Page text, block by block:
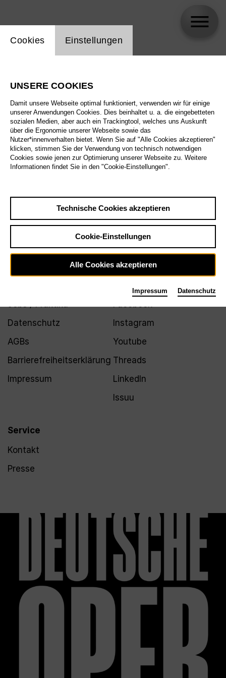
Biographie
Spielplan
Jobs / Praktika
Datenschutz
AGBs
Barrierefreiheitserklärung
Impressum
Service
Kontakt
Presse
Facebook
Instagram
Youtube
Threads
LinkedIn
Issuu
Einstellung Website Cookie
Cookies Einstellungen
UNSERE COOKIES
Damit unsere Webseite optimal funktioniert, verwenden wir für einige
unserer Anwendungen Cookies. Dies beinhaltet u. a. die eingebetteten
sozialen Medien, aber auch ein Trackingtool, welches uns Auskunft
über die Ergonomie unserer Webseite sowie das
Nutzer*innenverhalten bietet. Wenn Sie auf "Alle Cookies akzeptieren"
klicken, stimmen Sie der Verwendung von technisch notwendigen
Cookies sowie jenen zur Optimierung unserer Webseite zu. Weitere
Informationen findet Sie in den "Cookie-Einstellungen".
Technische Cookies akzeptieren
Cookie-Einstellungen
Alle Cookies akzeptieren
Impressum Datenschutz